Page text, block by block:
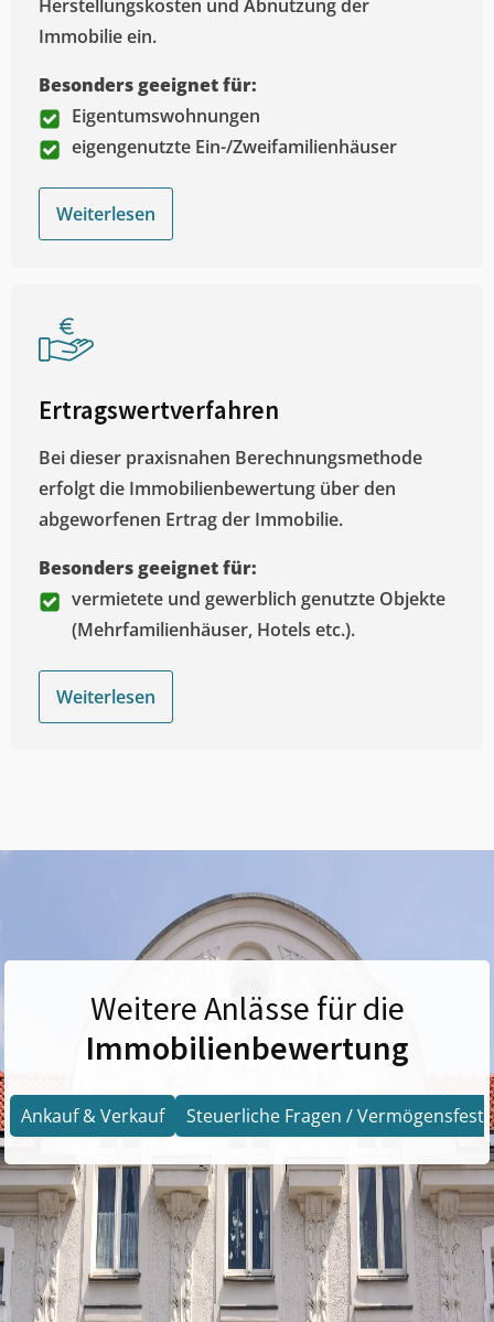
Herstellungskosten und Abnutzung der
Immobilie ein.
Besonders geeignet für:
Eigentumswohnungen
eigengenutzte Ein-/Zweifamilienhäuser
Weiterlesen
Ertragswertverfahren
Bei dieser praxisnahen Berechnungsmethode
erfolgt die Immobilienbewertung über den
abgeworfenen Ertrag der Immobilie.
Besonders geeignet für:
vermietete und gewerblich genutzte Objekte
(Mehrfamilienhäuser, Hotels etc.).
Weiterlesen
Weitere Anlässe für die
Immobilienbewertung
Ankauf & Verkauf Steuerliche Fragen /